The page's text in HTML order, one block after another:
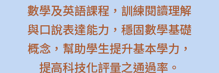
數學及英語課程，訓練閱讀理解
與口說表達能力，穩固數學基礎
概念，幫助學生提升基本學力，
提高科技化評量之通過率。